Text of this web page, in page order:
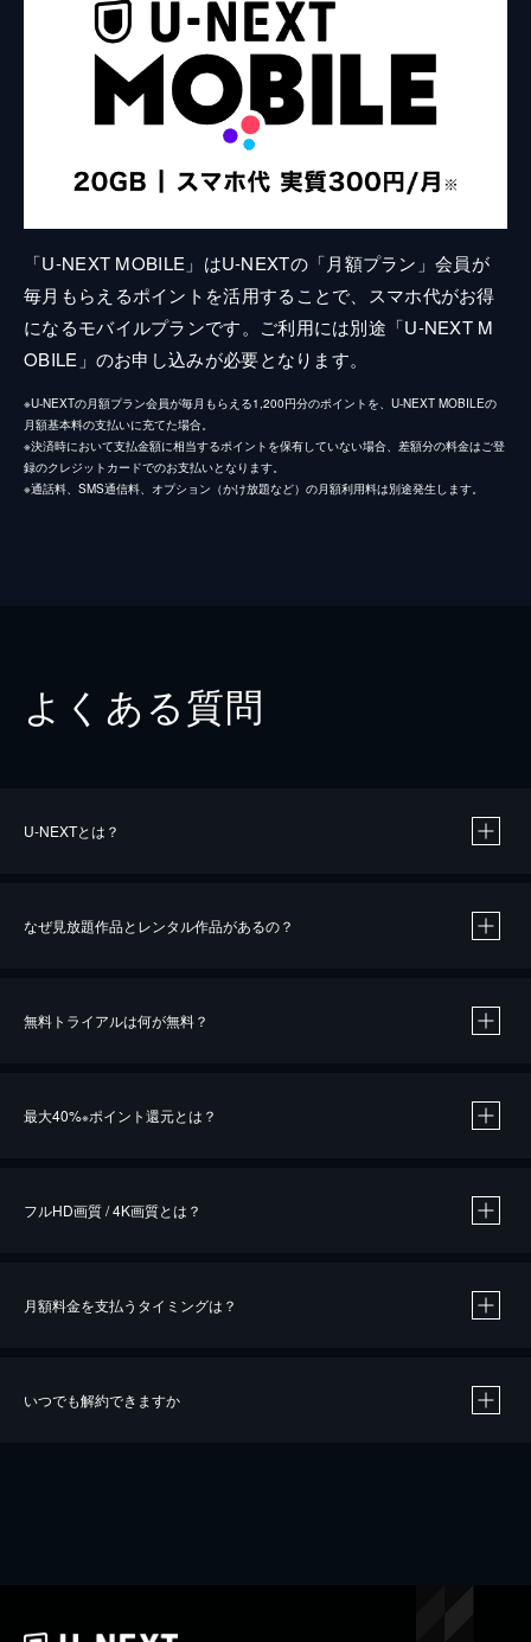
「U-NEXT MOBILE」はU-NEXTの「月額プラン」会員が
毎月もらえるポイントを活用することで、スマホ代がお得
になるモバイルプランです。ご利用には別途「U-NEXT M
OBILE」のお申し込みが必要となります。
※U-NEXTの月額プラン会員が毎月もらえる1,200円分のポイントを、U-NEXT MOBILEの
月額基本料の支払いに充てた場合。
※決済時において支払金額に相当するポイントを保有していない場合、差額分の料金はご登
録のクレジットカードでのお支払いとなります。
※通話料、SMS通信料、オプション（かけ放題など）の月額利用料は別途発生します。
よくある質問
U-NEXTとは？
なぜ見放題作品とレンタル作品があるの？
無料トライアルは何が無料？
最大40%※ポイント還元とは？
※40％ポイント還元の対象は、クレジットカード決済による作品の購入 / レンタルです。
iOSアプリのUコイン決済による作品の購入 / レンタルは、20％のポイント還元です。
フルHD画質 / 4K画質とは？
月額料金を支払うタイミングは？
いつでも解約できますか